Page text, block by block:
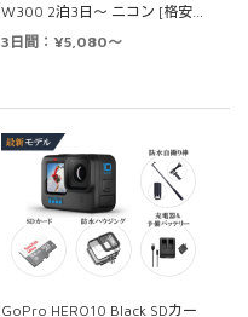
W300 2泊3日～ ニコン [格安…
3日間：¥5,080～
GoPro HERO10 Black SDカー